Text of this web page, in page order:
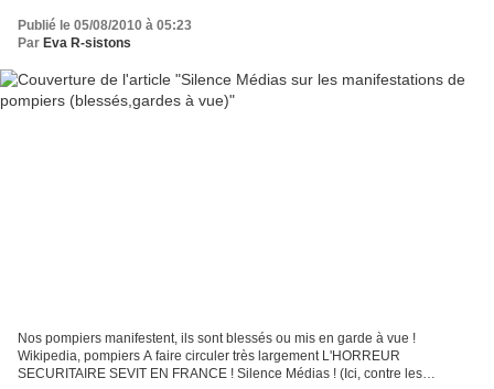
Publié le 05/08/2010 à 05:23
Par Eva R-sistons
Nos pompiers manifestent, ils sont blessés ou mis en garde à vue !
Wikipedia, pompiers A faire circuler très largement L'HORREUR
SECURITAIRE SEVIT EN FRANCE ! Silence Médias ! (Ici, contre les